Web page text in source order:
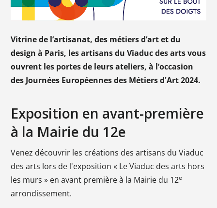
Vitrine de l’artisanat, des métiers d’art et du
design à Paris, les artisans du Viaduc des arts vous
ouvrent les portes de leurs ateliers, à l’occasion
des Journées Européennes des Métiers d'Art 2024.
Exposition en avant-première
à la Mairie du 12e
Venez découvrir les créations des artisans du Viaduc
des arts lors de l'exposition « Le Viaduc des arts hors
les murs » en avant première à la Mairie du 12e
arrondissement.